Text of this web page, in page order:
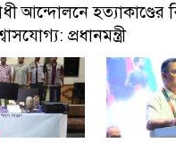
আন্দোলনে হত্যাকাণ্ডের
প্রধানমন্ত্রী